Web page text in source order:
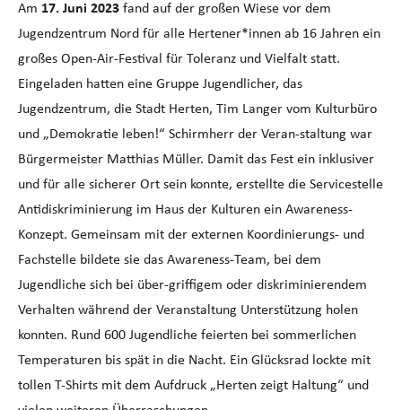
Am 17. Juni 2023 fand auf der großen Wiese vor dem
Jugendzentrum Nord für alle Hertener*innen ab 16 Jahren ein
großes Open-Air-Festival für Toleranz und Vielfalt statt.
Eingeladen hatten eine Gruppe Jugendlicher, das
Jugendzentrum, die Stadt Herten, Tim Langer vom Kulturbüro
und „Demokratie leben!“ Schirmherr der Veran-staltung war
Bürgermeister Matthias Müller. Damit das Fest ein inklusiver
und für alle sicherer Ort sein konnte, erstellte die Servicestelle
Antidiskriminierung im Haus der Kulturen ein Awareness-
Konzept. Gemeinsam mit der externen Koordinierungs- und
Fachstelle bildete sie das Awareness-Team, bei dem
Jugendliche sich bei über-griffigem oder diskriminierendem
Verhalten während der Veranstaltung Unterstützung holen
konnten. Rund 600 Jugendliche feierten bei sommerlichen
Temperaturen bis spät in die Nacht. Ein Glücksrad lockte mit
tollen T-Shirts mit dem Aufdruck „Herten zeigt Haltung“ und